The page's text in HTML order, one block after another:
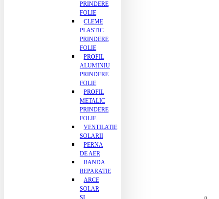
PRINDERE
FOLIE
CLEME
PLASTIC
PRINDERE
FOLIE
PROFIL
ALUMINIU
PRINDERE
FOLIE
PROFIL
METALIC
PRINDERE
FOLIE
VENTILATIE
SOLARII
PERNA
DE AER
BANDA
REPARATIE
ARCE
SOLAR
SI